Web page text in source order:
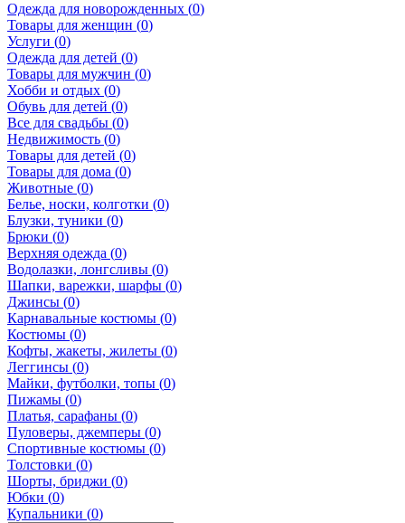
Одежда для новорожденных (0)
Товары для женщин (0)
Услуги (0)
Одежда для детей (0)
Товары для мужчин (0)
Хобби и отдых (0)
Обувь для детей (0)
Все для свадьбы (0)
Недвижимость (0)
Товары для детей (0)
Товары для дома (0)
Животные (0)
Белье, носки, колготки (0)
Блузки, туники (0)
Брюки (0)
Верхняя одежда (0)
Водолазки, лонгсливы (0)
Шапки, варежки, шарфы (0)
Джинсы (0)
Карнавальные костюмы (0)
Костюмы (0)
Кофты, жакеты, жилеты (0)
Леггинсы (0)
Майки, футболки, топы (0)
Пижамы (0)
Платья, сарафаны (0)
Пуловеры, джемперы (0)
Спортивные костюмы (0)
Толстовки (0)
Шорты, бриджи (0)
Юбки (0)
Купальники (0)